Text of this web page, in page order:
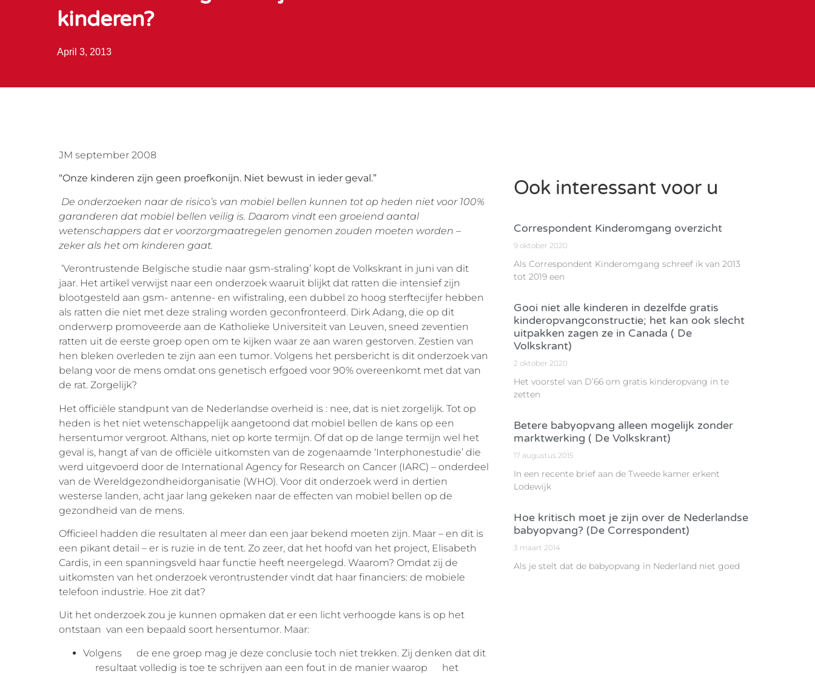
kinderen?
April 3, 2013
JM september 2008
“Onze kinderen zijn geen proefkonijn. Niet bewust in ieder geval.”
De onderzoeken naar de risico’s van mobiel bellen kunnen tot op heden niet voor 100%
garanderen dat mobiel bellen veilig is. Daarom vindt een groeiend aantal
wetenschappers dat er voorzorgmaatregelen genomen zouden moeten worden –
zeker als het om kinderen gaat.
‘Verontrustende Belgische studie naar gsm-straling’ kopt de Volkskrant in juni van dit
jaar. Het artikel verwijst naar een onderzoek waaruit blijkt dat ratten die intensief zijn
blootgesteld aan gsm- antenne- en wifistraling, een dubbel zo hoog sterftecijfer hebben
als ratten die niet met deze straling worden geconfronteerd. Dirk Adang, die op dit
onderwerp promoveerde aan de Katholieke Universiteit van Leuven, sneed zeventien
ratten uit de eerste groep open om te kijken waar ze aan waren gestorven. Zestien van
hen bleken overleden te zijn aan een tumor. Volgens het persbericht is dit onderzoek van
belang voor de mens omdat ons genetisch erfgoed voor 90% overeenkomt met dat van
de rat. Zorgelijk?
Het officiële standpunt van de Nederlandse overheid is : nee, dat is niet zorgelijk. Tot op
heden is het niet wetenschappelijk aangetoond dat mobiel bellen de kans op een
hersentumor vergroot. Althans, niet op korte termijn. Of dat op de lange termijn wel het
geval is, hangt af van de officiële uitkomsten van de zogenaamde ‘Interphonestudie’ die
werd uitgevoerd door de International Agency for Research on Cancer (IARC) – onderdeel
van de Wereldgezondheidorganisatie (WHO). Voor dit onderzoek werd in dertien
westerse landen, acht jaar lang gekeken naar de effecten van mobiel bellen op de
gezondheid van de mens.
Officieel hadden die resultaten al meer dan een jaar bekend moeten zijn. Maar – en dit is
een pikant detail – er is ruzie in de tent. Zo zeer, dat het hoofd van het project, Elisabeth
Cardis, in een spanningsveld haar functie heeft neergelegd. Waarom? Omdat zij de
uitkomsten van het onderzoek verontrustender vindt dat haar financiers: de mobiele
telefoon industrie. Hoe zit dat?
Uit het onderzoek zou je kunnen opmaken dat er een licht verhoogde kans is op het
ontstaan van een bepaald soort hersentumor. Maar:
Volgens de ene groep mag je deze conclusie toch niet trekken. Zij denken dat dit
resultaat volledig is toe te schrijven aan een fout in de manier waarop het
Ook interessant voor u
Correspondent Kinderomgang overzicht
9 oktober 2020
Als Correspondent Kinderomgang schreef ik van 2013
tot 2019 een
Gooi niet alle kinderen in dezelfde gratis
kinderopvangconstructie; het kan ook slecht
uitpakken zagen ze in Canada ( De
Volkskrant)
2 oktober 2020
Het voorstel van D’66 om gratis kinderopvang in te
zetten
Betere babyopvang alleen mogelijk zonder
marktwerking ( De Volkskrant)
17 augustus 2015
In een recente brief aan de Tweede kamer erkent
Lodewijk
Hoe kritisch moet je zijn over de Nederlandse
babyopvang? (De Correspondent)
3 maart 2014
Als je stelt dat de babyopvang in Nederland niet goed